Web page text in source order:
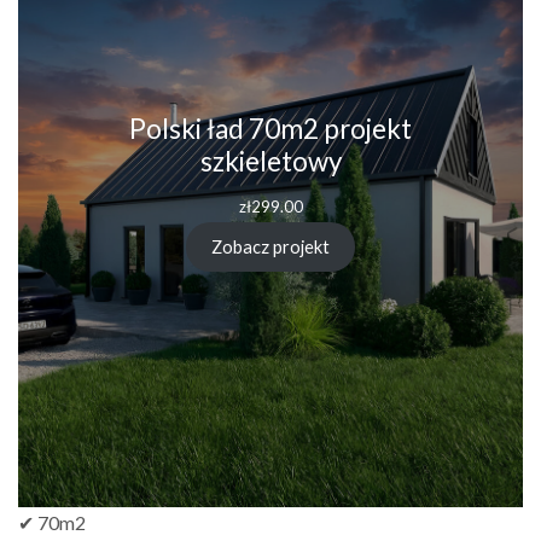
Polski ład 70m2 projekt
szkieletowy
zł299.00
Zobacz projekt
✔ 70m2